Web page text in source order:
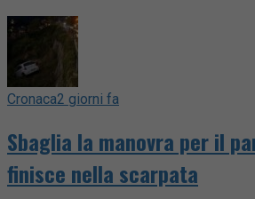
Cronaca2 giorni fa
Sbaglia la manovra per il
finisce nella scarpata